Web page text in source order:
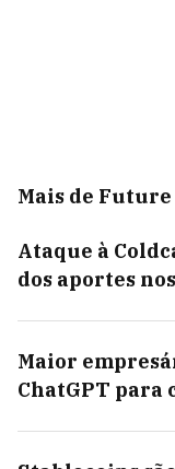
Mais de
Ataque à
dos aportes
Maior
ChatGPT para